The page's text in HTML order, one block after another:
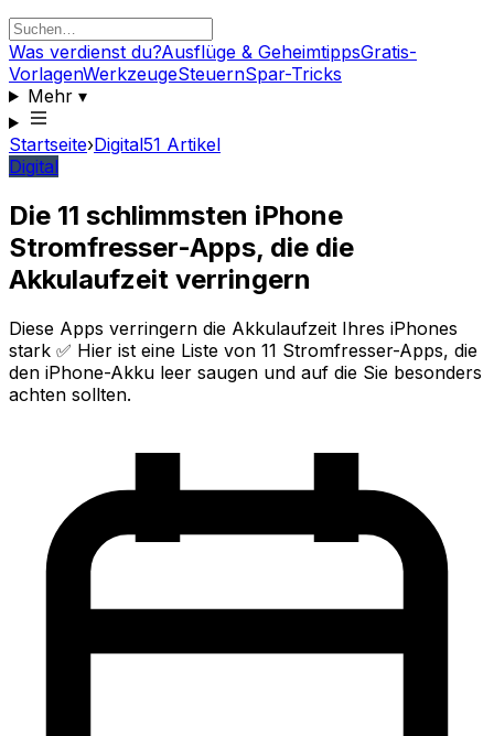
Was verdienst du?Ausflüge & GeheimtippsGratis-
VorlagenWerkzeugeSteuernSpar-Tricks
Mehr▾
Startseite›Digital51 Artikel
Digital
Die 11 schlimmsten iPhone
Stromfresser-Apps, die die
Akkulaufzeit verringern
Diese Apps verringern die Akkulaufzeit Ihres iPhones
stark ✅ Hier ist eine Liste von 11 Stromfresser-Apps, die
den iPhone-Akku leer saugen und auf die Sie besonders
achten sollten.